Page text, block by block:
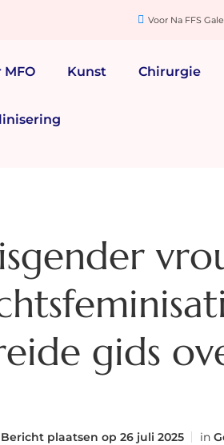
Voor Na FFS
MFO Kunst Chirurgie
gids
Bericht plaatsen op 26 juli 2025 in